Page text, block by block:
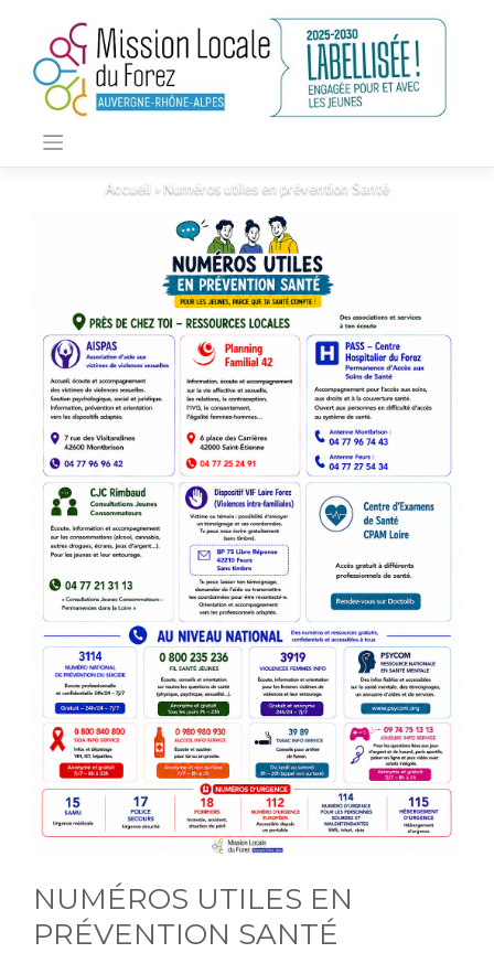
content
Accueil » Numéros utiles en prévention Santé
NUMÉROS UTILES EN
PRÉVENTION SANTÉ